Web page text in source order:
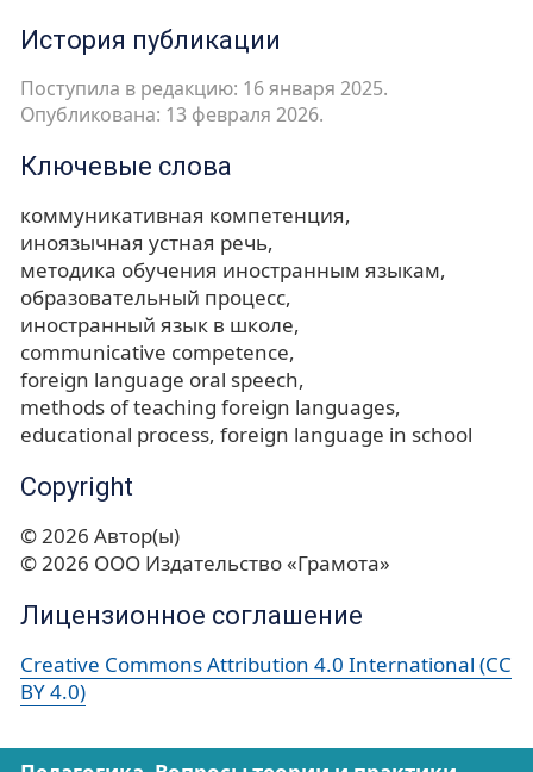
История публикации
Поступила в редакцию: 16 января 2025.
Опубликована: 13 февраля 2026.
Ключевые слова
коммуникативная компетенция
иноязычная устная речь
методика обучения иностранным языкам
образовательный процесс
иностранный язык в школе
communicative competence
foreign language oral speech
methods of teaching foreign languages
educational process foreign language in school
Copyright
© 2026 Автор(ы)
© 2026 ООО Издательство «Грамота»
Лицензионное соглашение
Creative Commons Attribution 4.0 International (CC
BY 4.0)